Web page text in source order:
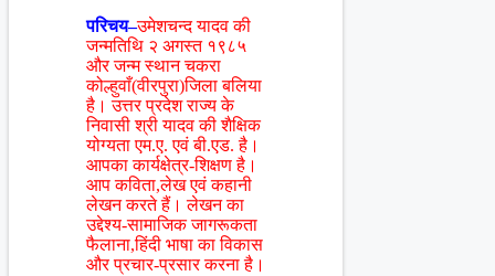
परिचय–उमेशचन्द यादव की
जन्मतिथि २ अगस्त १९८५
और जन्म स्थान चकरा
कोल्हुवाँ(वीरपुरा)जिला बलिया
है। उत्तर प्रदेश राज्य के
निवासी श्री यादव की शैक्षिक
योग्यता एम.ए. एवं बी.एड. है।
आपका कार्यक्षेत्र-शिक्षण है।
आप कविता,लेख एवं कहानी
लेखन करते हैं। लेखन का
उद्देश्य-सामाजिक जागरूकता
फैलाना,हिंदी भाषा का विकास
और प्रचार-प्रसार करना है।